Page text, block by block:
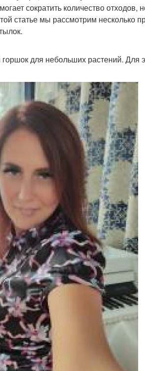
сократить количество отходов,
статье мы рассмотрим несколько
для небольших растений. Для